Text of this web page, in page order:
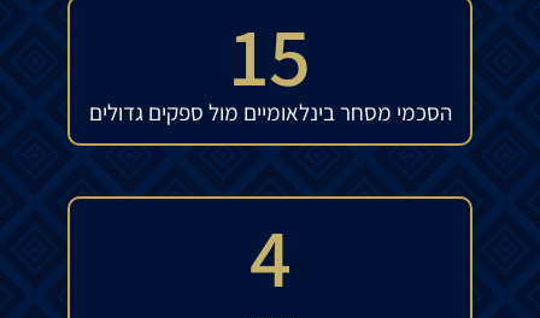
הסכמי מסחר בינלאומיים מול ספקים גדולים
15
4